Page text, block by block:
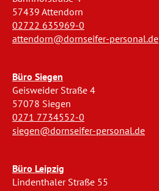
57439 Attendorn
02722 635969-0
attendorn@dornseifer-personal.de
Büro Siegen
Geisweider Straße 4
57078 Siegen
0271 7734552-0
siegen@dornseifer-personal.de
Büro Leipzig
Lindenthaler Straße 55